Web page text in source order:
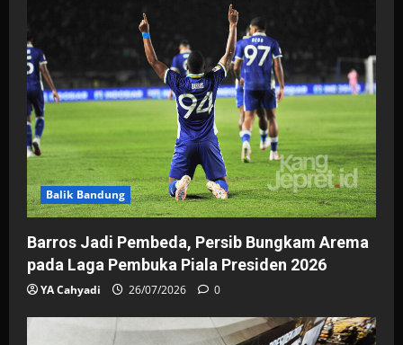
Balik Bandung
Barros Jadi Pembeda, Persib Bungkam Arema
pada Laga Pembuka Piala Presiden 2026
YA Cahyadi 26/07/2026 0